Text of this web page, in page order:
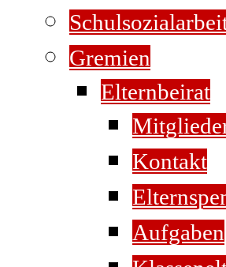
Gremien
Elternbeirat
Kontakt
Aufgaben